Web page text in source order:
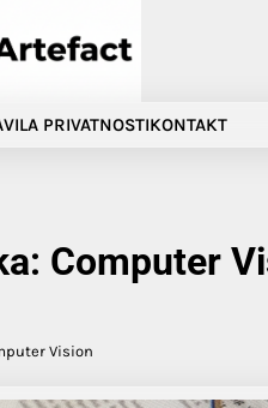
PRIVATNOSTIKONTAKT
Computer
Vision